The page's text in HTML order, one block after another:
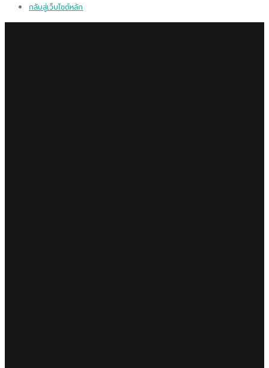
กลับสู่เว็บไซต์หลัก